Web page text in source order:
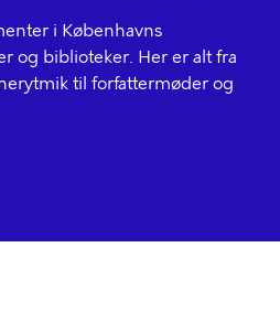
i Københavns
og biblioteker. Her er alt fra
til forfattermøder og